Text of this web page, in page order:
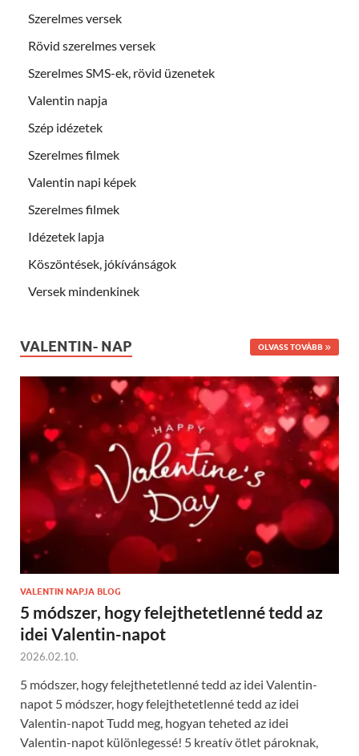
Szerelmes versek
Rövid szerelmes versek
Szerelmes SMS-ek, rövid üzenetek
Valentin napja
Szép idézetek
Szerelmes filmek
Valentin napi képek
Szerelmes filmek
Idézetek lapja
Köszöntések, jókívánságok
Versek mindenkinek
VALENTIN- NAP OLVASS TOVÁBB
VALENTIN NAPJA BLOG
5 módszer, hogy felejthetetlenné tedd az
idei Valentin-napot
2026.02.10.
5 módszer, hogy felejthetetlenné tedd az idei Valentin-
napot 5 módszer, hogy felejthetetlenné tedd az idei
Valentin-napot Tudd meg, hogyan teheted az idei
Valentin-napot különlegessé! 5 kreatív ötlet pároknak,